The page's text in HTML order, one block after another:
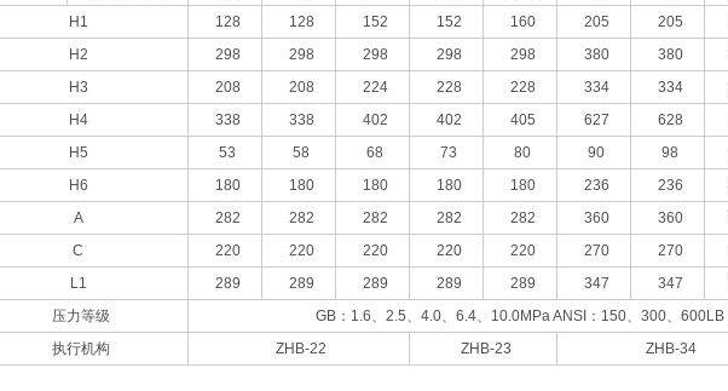
H1
128 128 152 152 160 205 205
H2
298 298 298 298 298 380 380
H3
208 208 224 228 228 334 334
H4
338 338 402 402 405 627 628
H5
53 58 68 73 80 90 98
H6
180 180 180 180 180 236 236
A
282 282 282 282 282 360 360
C
220 220 220 220 220 270 270
L1
289 289 289 289 289 347 347
压力等级
GB ：1.6、2.5、4.0、6.4、10.0MPa ANSI：150、300、
执行机构
ZHB-22 ZHB-23 ZHB-34